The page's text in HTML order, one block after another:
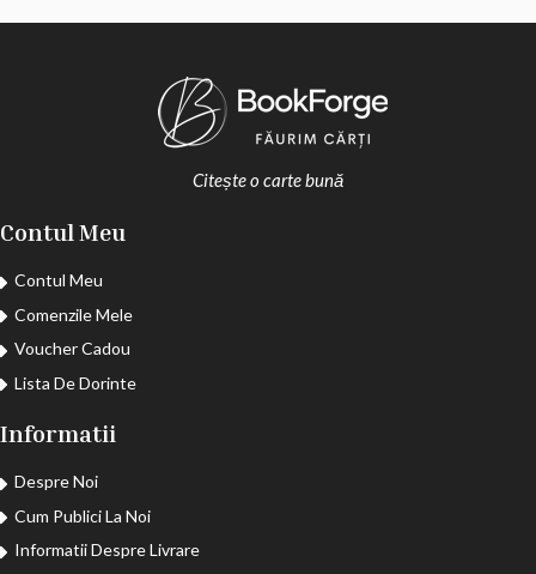
Citește o carte bună
Contul Meu
Contul Meu
Comenzile Mele
Voucher Cadou
Lista De Dorinte
Informatii
Despre Noi
Cum Publici La Noi
Informatii Despre Livrare